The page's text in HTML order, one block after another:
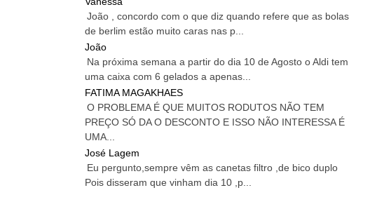
João , concordo com o que diz quando refere que as bolas
de berlim estão muito caras nas p...
João
Na próxima semana a partir do dia 10 de Agosto o Aldi tem
uma caixa com 6 gelados a apenas...
FATIMA MAGAKHAES
O PROBLEMA É QUE MUITOS RODUTOS NÃO TEM
PREÇO SÓ DA O DESCONTO E ISSO NÃO INTERESSA É
UMA...
José Lagem
Eu pergunto,sempre vêm as canetas filtro ,de bico duplo
Pois disseram que vinham dia 10 ,p...